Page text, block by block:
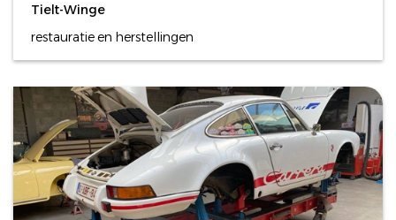
Tielt-Winge
restauratie en herstellingen